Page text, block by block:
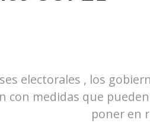
electorales , los
con medidas que
poner en